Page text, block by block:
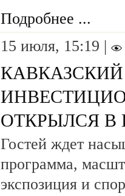
Подробнее ...
15 июля, 15:19 |
КАВКАЗСКИЙ
ОТКРЫЛСЯ В
Гостей ждет
программа,
экспозиция и